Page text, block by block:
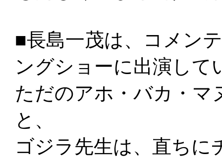
■長島一茂は、コメン
ングショーに出演して
ただのアホ・バカ・マ
と、
ゴジラ先生は、直ち